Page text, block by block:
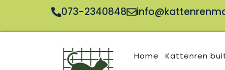
073-2340848
Home Kattenren